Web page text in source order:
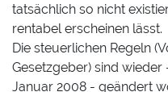
tatsächlich so nicht
rentabel erscheinen lässt.
Die steuerlichen Regeln
Gesetzgeber) sind
Januar 2008 - geändert